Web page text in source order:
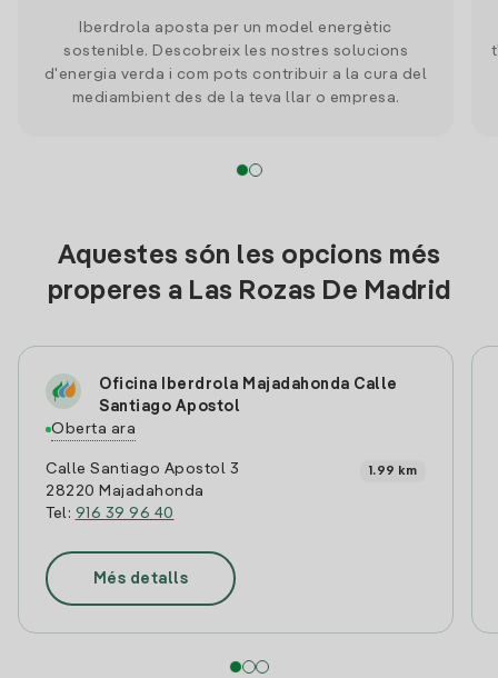
Iberdrola aposta per un model energètic
sostenible. Descobreix les nostres solucions
d'energia verda i com pots contribuir a la cura del
mediambient des de la teva llar o empresa.
Aquestes són les opcions més
properes a Las Rozas De Madrid
Oficina Iberdrola Majadahonda Calle
Santiago Apostol
Oberta ara
Calle Santiago Apostol 3
28220 Majadahonda
Tel: 916 39 96 40
1.99 km
Més detalls